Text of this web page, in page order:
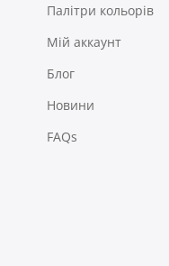
Палітри кольорів
Мій аккаунт
Блог
Новини
FAQs